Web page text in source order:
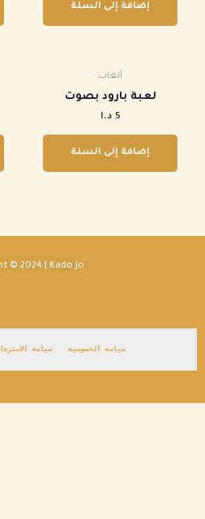
إضافة إلى السلة
ألعاب
‏لعبة بارود بصوت
5 د.ا
إضافة إلى السلة
© 2024 | Kado Jo
سياسه الخصوصيه سياسه